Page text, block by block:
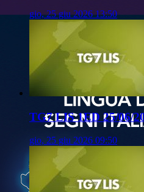
gio, 25 giu 2026 13:50
TG7 LIS 1ED 25/06/
gio, 25 giu 2026 09:50